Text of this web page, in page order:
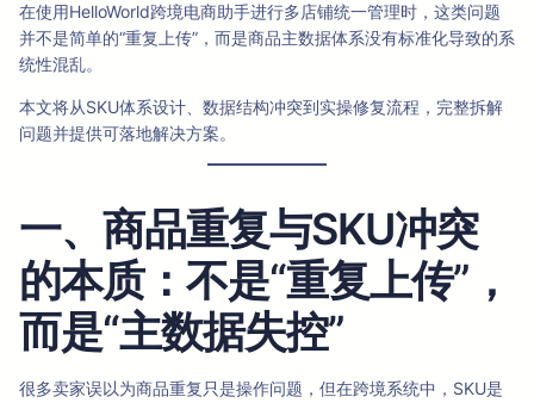
在使用HelloWorld跨境电商助手进行多店铺统一管理时，这类问题
并不是简单的“重复上传”，而是商品主数据体系没有标准化导致的系
统性混乱。
本文将从SKU体系设计、数据结构冲突到实操修复流程，完整拆解
问题并提供可落地解决方案。
一、商品重复与SKU冲突
的本质：不是“重复上传”，
而是“主数据失控”
很多卖家误以为商品重复只是操作问题，但在跨境系统中，SKU是